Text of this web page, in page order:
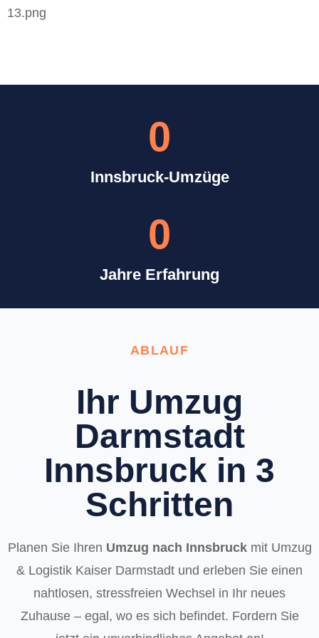
Innsbruck-Umzüge
0
Jahre Erfahrung
0
ABLAUF
Ihr Umzug
Darmstadt
Innsbruck in 3
Schritten
Planen Sie Ihren Umzug nach Innsbruckmit Umzug
& Logistik Kaiser Darmstadt und erleben Sie einen
nahtlosen, stressfreien Wechsel in Ihr neues
Zuhause – egal, wo es sich befindet. Fordern Sie